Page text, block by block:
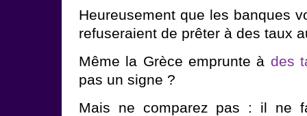
Heureusement que les banques
refuseraient de prêter à des taux
Même la Grèce emprunte à des
pas un signe ?
Mais ne comparez pas : il ne